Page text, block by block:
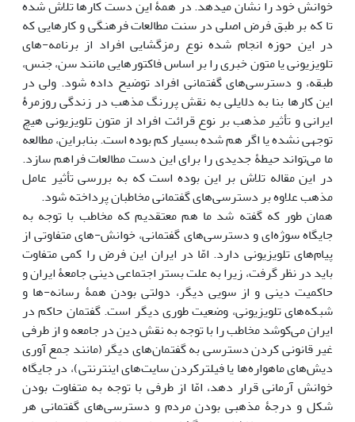
خوانش خود را نشان می‏‎دهد. در همۀ این دست کارها تلاش شده
تا که بر طبق فرض اصلی در سنت مطالعات فرهنگی و کارهایی که
در این حوزه انجام شده نوع رمزگشایی افراد از برنامه-های
تلویزیونی یا متون خبری را بر اساس فاکتورهایی مانند سن، جنس،
طبقه، و دسترسی‌های گفتمانی افراد توضیح داده شود. ولی در
این کارها بنا به دلایلی به نقش پررنگ مذهب در زندگی روزمرۀ
ایرانی و تأثیر مذهب بر نوع قرائت افراد از متون تلویزیونی هیچ
توجهی نشده یا اگر هم شده بسیار کم بوده است. بنابراین، مطالعه
ما می‌تواند حیطۀ جدیدی را برای این دست مطالعات فراهم سازد.
در این مقاله تلاش بر این بوده است که به بررسی تأثیر عامل
مذهب علاوه بر دسترسی‌های گفتمانی مخاطبان پرداخته شود.
همان طور که گفته شد ما هم معتقدیم که مخاطب با توجه به
جایگاه سوژه‌ای و دسترسی‌های گفتمانی، خوانش-های متفاوتی از
پیام‌های تلویزیونی دارد. امّا در ایران این فرض را کمی متفاوت
باید در نظر گرفت، زیرا به علت بستر اجتماعی دینی جامعۀ ایران و
حاکمیت دینی و از سویی دیگر، دولتی بودن همۀ رسانه-ها و
شبکه‌های تلویزیونی، وضعیت طوری دیگر است. گفتمان حاکم در
ایران می‌کوشد مخاطب را با توجه به نقش دین در جامعه و از طرفی
غیر قانونی کردن دسترسی به گفتمان‌های دیگر (مانند جمع آوری
دیش‌های ماهواره‌ها یا فیلترکردن سایت‌های اینترنتی)، در جایگاه
خوانش آرمانی قرار دهد، امّا از طرفی با توجه به متفاوت بودن
شکل و درجۀ مذهبی بودن مردم و دسترسی‌های گفتمانی هر